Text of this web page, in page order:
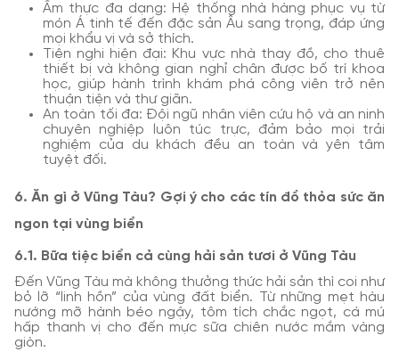
Ẩm thực đa dạng: Hệ thống nhà hàng phục vụ từ
món Á tinh tế đến đặc sản Âu sang trọng, đáp ứng
mọi khẩu vị và sở thích.
Tiện nghi hiện đại: Khu vực nhà thay đồ, cho thuê
thiết bị và không gian nghỉ chân được bố trí khoa
học, giúp hành trình khám phá công viên trở nên
thuận tiện và thư giãn.
An toàn tối đa: Đội ngũ nhân viên cứu hộ và an ninh
chuyên nghiệp luôn túc trực, đảm bảo mọi trải
nghiệm của du khách đều an toàn và yên tâm
tuyệt đối.
6. Ăn gì ở Vũng Tàu? Gợi ý cho các tín đồ thỏa sức ăn
ngon tại vùng biển
6.1. Bữa tiệc biển cả cùng hải sản tươi ở Vũng Tàu
Đến Vũng Tàu mà không thưởng thức hải sản thì coi như
bỏ lỡ “linh hồn” của vùng đất biển. Từ những mẹt hàu
nướng mỡ hành béo ngậy, tôm tích chắc ngọt, cá mú
hấp thanh vị cho đến mực sữa chiên nước mắm vàng
giòn.